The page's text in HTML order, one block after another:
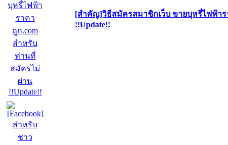
[สำคัญ]วิธีสมัครสมาชิกเว็บ ขายบุหรี่ไฟฟ้า
!!Update!!